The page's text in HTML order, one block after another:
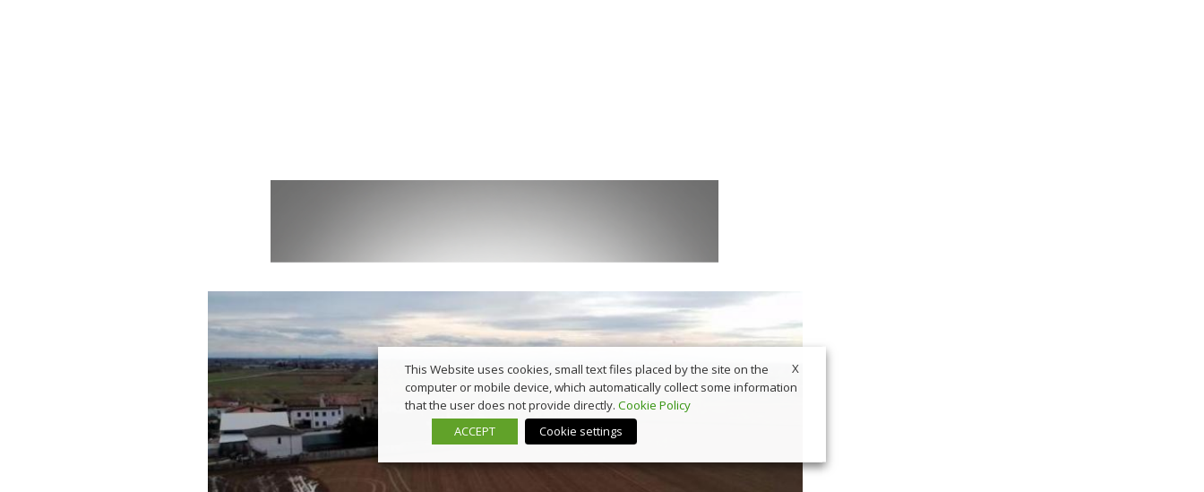
X
This Website uses cookies, small text files placed by the site on the
computer or mobile device, which automatically collect some information
that the user does not provide directly. Cookie Policy
ACCEPT
Cookie settings